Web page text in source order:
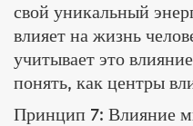
свой уникальный
влияет на жизнь
учитывает это
понять, как центры
Принцип 7: Влияние